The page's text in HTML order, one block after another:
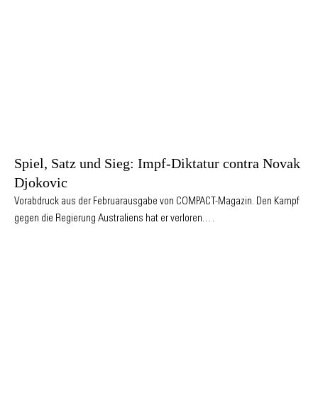
Spiel, Satz und Sieg: Impf-Diktatur contra Novak
Djokovic
Vorabdruck aus der Februarausgabe von COMPACT-Magazin. Den Kampf
gegen die Regierung Australiens hat er verloren.…